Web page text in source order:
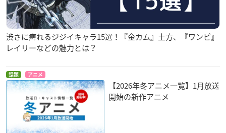
渋さに痺れるジジイキャラ15選！『金カム』土方、『ワンピ』
レイリーなどの魅力とは？
話題 アニメ
【2026年冬アニメ一覧】1月放送
開始の新作アニメ